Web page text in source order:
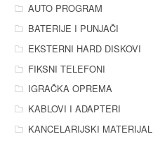
AUTO PROGRAM
BATERIJE I PUNJAČI
EKSTERNI HARD DISKOVI
FIKSNI TELEFONI
IGRAČKA OPREMA
KABLOVI I ADAPTERI
KANCELARIJSKI MATERIJAL